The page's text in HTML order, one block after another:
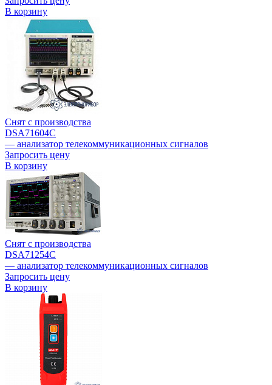
В корзину
Снят с производства
DSA71604C
— анализатор телекоммуникационных сигналов
Запросить цену
В корзину
Снят с производства
DSA71254C
— анализатор телекоммуникационных сигналов
Запросить цену
В корзину